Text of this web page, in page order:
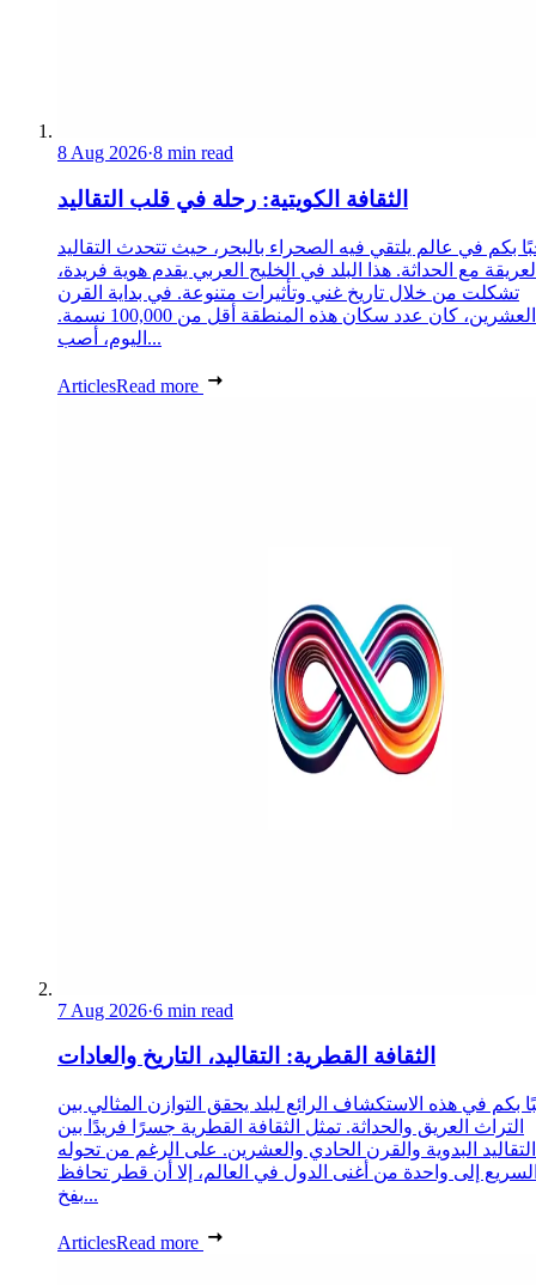
8 Aug 2026·8 min read
الثقافة الكويتية: رحلة في قلب التقاليد
بكم في عالم يلتقي فيه الصحراء بالبحر، حيث تتحدث التقاليد
مع الحداثة. هذا البلد في الخليج العربي يقدم هوية فريدة،
تشكلت من خلال تاريخ غني وتأثيرات متنوعة. في بداية القرن
العشرين، كان عدد سكان هذه المنطقة أقل من 100,000 نسمة.
اليوم، أصب...
ArticlesRead more
7 Aug 2026·6 min read
الثقافة القطرية: التقاليد، التاريخ والعادات
بكم في هذه الاستكشاف الرائع لبلد يحقق التوازن المثالي بين
التراث العريق والحداثة. تمثل الثقافة القطرية جسرًا فريدًا بين
التقاليد البدوية والقرن الحادي والعشرين. على الرغم من تحوله
إلى واحدة من أغنى الدول في العالم، إلا أن قطر تحافظ
بفخ...
ArticlesRead more